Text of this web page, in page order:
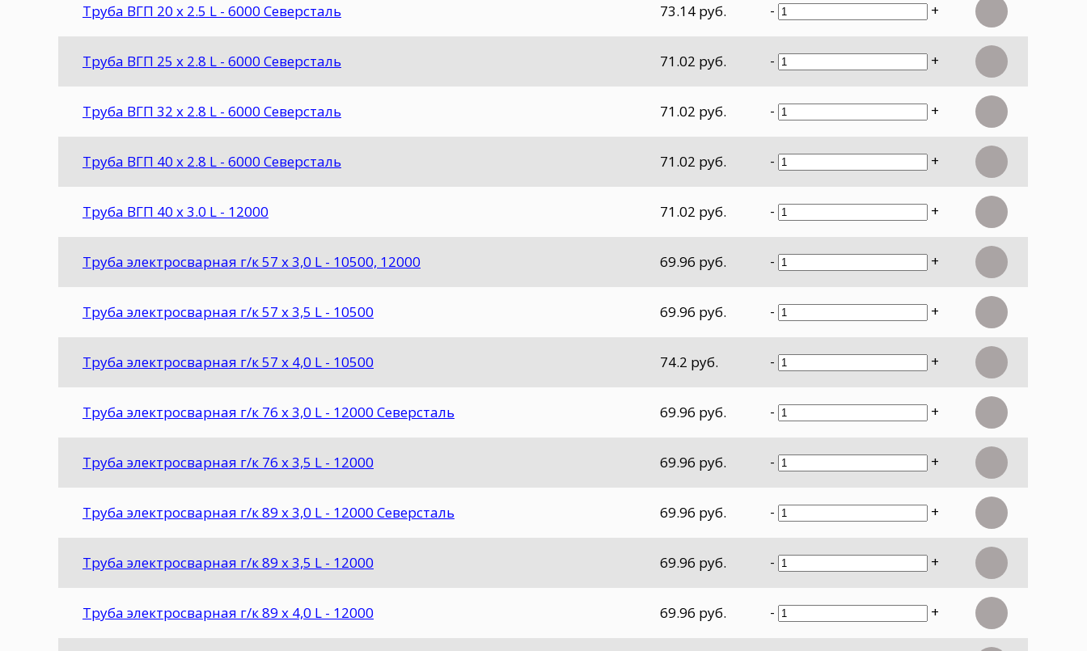
Труба ВГП 20 х 2.5 L - 6000 Северсталь 73.14 руб. - +
Труба ВГП 25 х 2.8 L - 6000 Северсталь 71.02 руб. - +
Труба ВГП 32 х 2.8 L - 6000 Северсталь 71.02 руб. - +
Труба ВГП 40 х 2.8 L - 6000 Северсталь 71.02 руб. - +
Труба ВГП 40 х 3.0 L - 12000 71.02 руб. - +
Труба электросварная г/к 57 х 3,0 L - 10500, 12000 69.96 руб. - +
Труба электросварная г/к 57 х 3,5 L - 10500 69.96 руб. - +
Труба электросварная г/к 57 х 4,0 L - 10500 74.2 руб. - +
Труба электросварная г/к 76 х 3,0 L - 12000 Северсталь 69.96 руб. - +
Труба электросварная г/к 76 х 3,5 L - 12000 69.96 руб. - +
Труба электросварная г/к 89 х 3,0 L - 12000 Северсталь 69.96 руб. - +
Труба электросварная г/к 89 х 3,5 L - 12000 69.96 руб. - +
Труба электросварная г/к 89 х 4,0 L - 12000 69.96 руб. - +